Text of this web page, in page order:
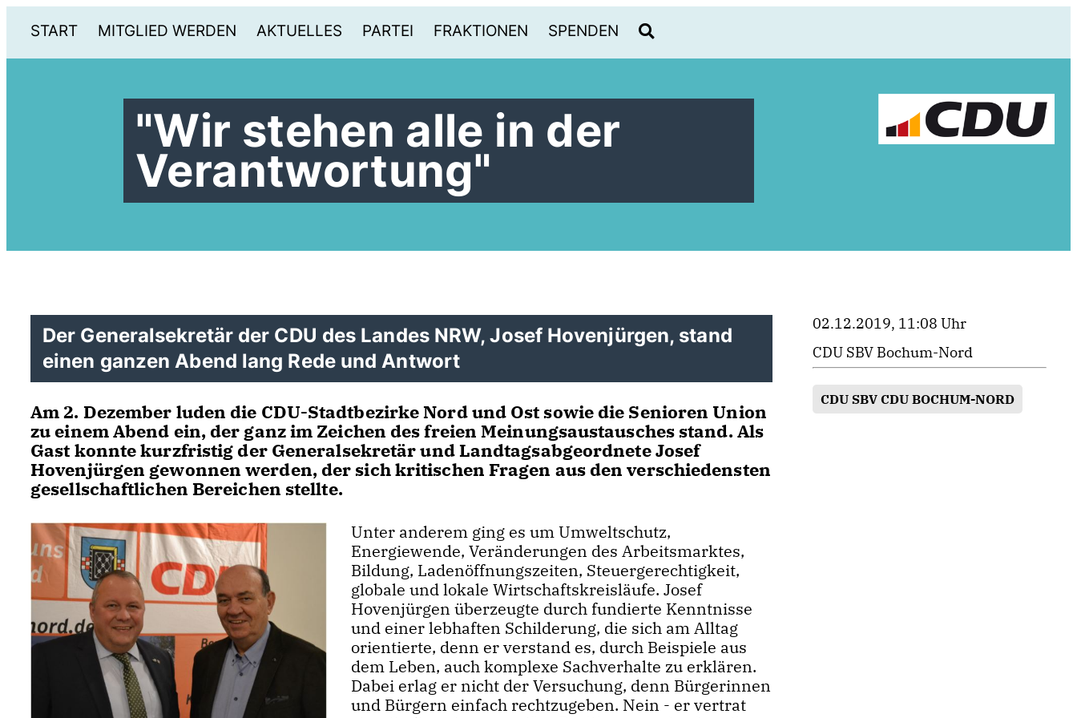
START MITGLIED WERDEN AKTUELLES PARTEI FRAKTIONEN SPENDEN
"Wir stehen alle in der
Verantwortung"
Der Generalsekretär der CDU des Landes NRW, Josef Hovenjürgen, stand
einen ganzen Abend lang Rede und Antwort
Am 2. Dezember luden die CDU-Stadtbezirke Nord und Ost sowie die Senioren Union
zu einem Abend ein, der ganz im Zeichen des freien Meinungsaustausches stand. Als
Gast konnte kurzfristig der Generalsekretär und Landtagsabgeordnete Josef
Hovenjürgen gewonnen werden, der sich kritischen Fragen aus den verschiedensten
gesellschaftlichen Bereichen stellte.
Unter anderem ging es um Umweltschutz,
Energiewende, Veränderungen des Arbeitsmarktes,
Bildung, Ladenöffnungszeiten, Steuergerechtigkeit,
globale und lokale Wirtschaftskreisläufe. Josef
Hovenjürgen überzeugte durch fundierte Kenntnisse
und einer lebhaften Schilderung, die sich am Alltag
orientierte, denn er verstand es, durch Beispiele aus
dem Leben, auch komplexe Sachverhalte zu erklären.
Dabei erlag er nicht der Versuchung, denn Bürgerinnen
und Bürgern einfach rechtzugeben. Nein - er vertrat
02.12.2019, 11:08 Uhr
CDU SBV Bochum-Nord
CDU SBV CDU BOCHUM-NORD